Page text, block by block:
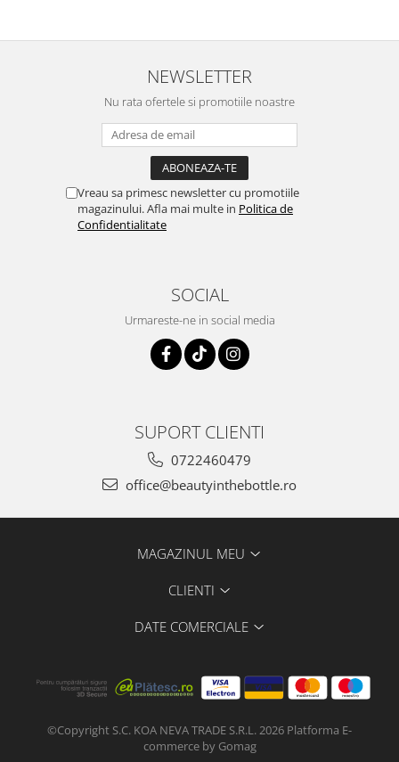
NEWSLETTER
Nu rata ofertele si promotiile noastre
Vreau sa primesc newsletter cu promotiile
magazinului. Afla mai multe in Politica de
Confidentialitate
SOCIAL
Urmareste-ne in social media
SUPORT CLIENTI
0722460479
office@beautyinthebottle.ro
MAGAZINUL MEU
CLIENTI
DATE COMERCIALE
©Copyright S.C. KOA NEVA TRADE S.R.L. 2026 Platforma E-
commerce by Gomag